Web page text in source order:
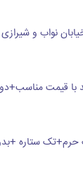
مناسب+دولتی+50%
ستاره